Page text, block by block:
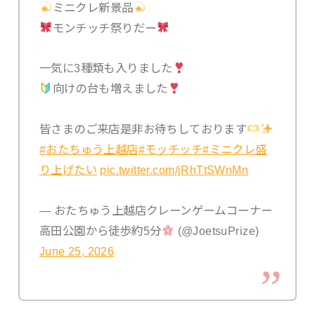
ミニクレ新景品
モンチッチ祭りだー
一気に3種類も入りました
向けの台も増えました
皆さまのご来店是非お待ちしております
#おたちゅう上越店#モッチッチ#ミニクレ盛
り上げたい pic.twitter.com/jRhTtSWnMn
— おたちゅう上越店クレーンゲームコーナー
高田公園から徒歩約5分
(@JoetsuPrize)
June 25, 2026